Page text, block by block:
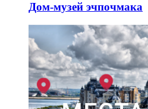
Дом-музей эчпочмака